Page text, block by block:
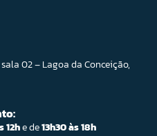
02 – Lagoa da Conceição,
12he de13h30 às 18h